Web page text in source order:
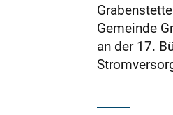
Gemeinde
an der 17.